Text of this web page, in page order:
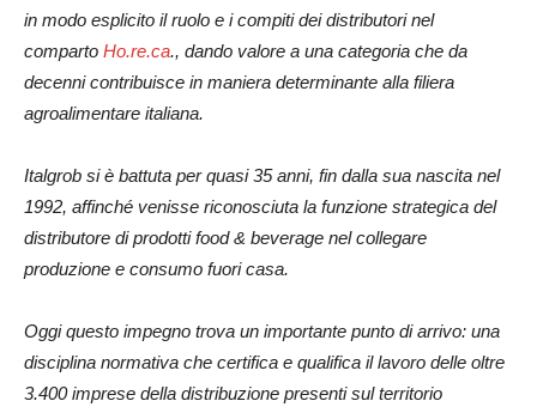
in modo esplicito il ruolo e i compiti dei distributori nel
comparto Ho.re.ca., dando valore a una categoria che da
decenni contribuisce in maniera determinante alla filiera
agroalimentare italiana.
Italgrob si è battuta per quasi 35 anni, fin dalla sua nascita nel
1992, affinché venisse riconosciuta la funzione strategica del
distributore di prodotti food & beverage nel collegare
produzione e consumo fuori casa.
Oggi questo impegno trova un importante punto di arrivo: una
disciplina normativa che certifica e qualifica il lavoro delle oltre
3.400 imprese della distribuzione presenti sul territorio